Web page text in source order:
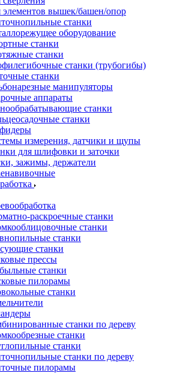
элементов вышек/башен/опор
станки
оборудование
станки
станки
станки (трубогибы)
станки
манипуляторы
аппараты
станки
станки
измерения, датчики и щупы
для шлифовки и заточки
зажимы, держатели
раскроечные станки
станки
станки
станки
прессы
станки
пилорамы
станки
станки по дереву
станки
станки
станки по дереву
пилорамы